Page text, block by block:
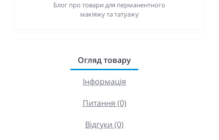
Блог про товари для перманентного
макіяжу та татуажу
Огляд товару
Інформація
Питання (0)
Відгуки (0)